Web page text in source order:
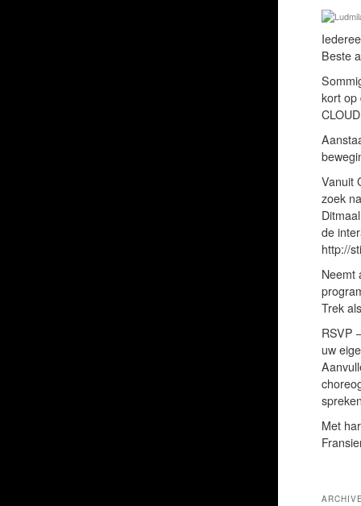
Beste
kort op
Vanuit
zoek
de
http://
Neemt
Trek
RSVP
uw
Met